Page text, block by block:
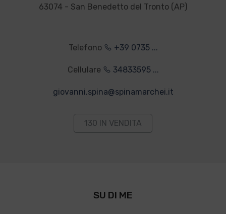
63074 - San Benedetto del Tronto (AP)
Telefono +39 0735 ...
Cellulare 34833595 ...
giovanni.spina@spinamarchei.it
130 IN VENDITA
SU DI ME